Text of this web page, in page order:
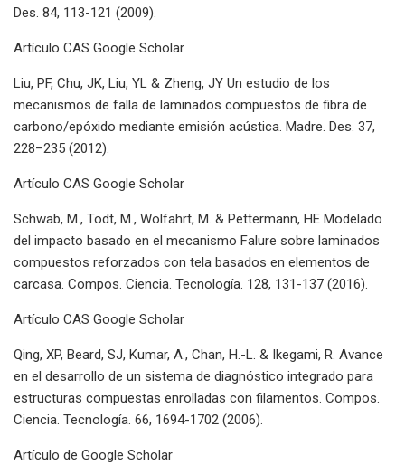
Des. 84, 113-121 (2009).
Artículo CAS Google Scholar
Liu, PF, Chu, JK, Liu, YL & Zheng, JY Un estudio de los
mecanismos de falla de laminados compuestos de fibra de
carbono/epóxido mediante emisión acústica. Madre. Des. 37,
228–235 (2012).
Artículo CAS Google Scholar
Schwab, M., Todt, M., Wolfahrt, M. & Pettermann, HE Modelado
del impacto basado en el mecanismo Falure sobre laminados
compuestos reforzados con tela basados ​​en elementos de
carcasa. Compos. Ciencia. Tecnología. 128, 131-137 (2016).
Artículo CAS Google Scholar
Qing, XP, Beard, SJ, Kumar, A., Chan, H.-L. & Ikegami, R. Avance
en el desarrollo de un sistema de diagnóstico integrado para
estructuras compuestas enrolladas con filamentos. Compos.
Ciencia. Tecnología. 66, 1694-1702 (2006).
Artículo de Google Scholar